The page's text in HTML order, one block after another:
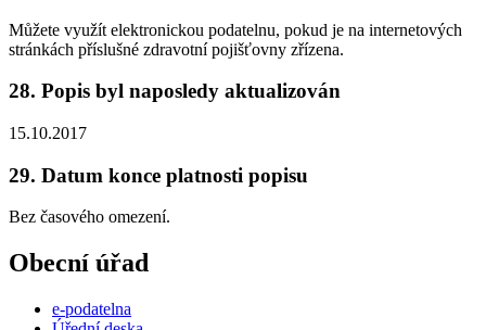
Můžete využít elektronickou podatelnu, pokud je na internetových
stránkách příslušné zdravotní pojišťovny zřízena.
28. Popis byl naposledy aktualizován
15.10.2017
29. Datum konce platnosti popisu
Bez časového omezení.
Obecní úřad
e-podatelna